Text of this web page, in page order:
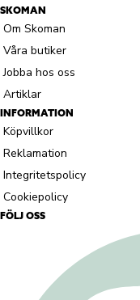
SKOMAN
Om Skoman
Våra butiker
Jobba hos oss
Artiklar
INFORMATION
Köpvillkor
Reklamation
Integritetspolicy
Cookiepolicy
FÖLJ OSS